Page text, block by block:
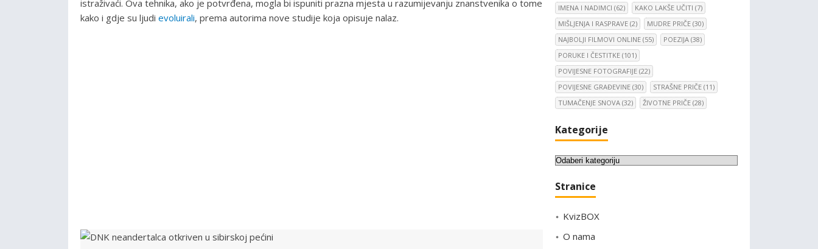
istraživaći. Ova tehnika, ako je potvrđena, mogla bi ispuniti prazna mjesta u razumijevanju znanstvenika o tome
kako i gdje su ljudi evoluirali, prema autorima nove studije koja opisuje nalaz.
IMENA I NADIMCI (62) KAKO LAKŠE UČITI (7)
MIŠLJENJA I RASPRAVE (2) MUDRE PRIČE (30)
NAJBOLJI FILMOVI ONLINE (55) POEZIJA (38)
PORUKE I ČESTITKE (101)
POVIJESNE FOTOGRAFIJE (22)
POVIJESNE GRAĐEVINE (30) STRAŠNE PRIČE (11)
TUMAČENJE SNOVA (32) ŽIVOTNE PRIČE (28)
Kategorije
K
t
g
o
Stranice
KvizBOX
O nama